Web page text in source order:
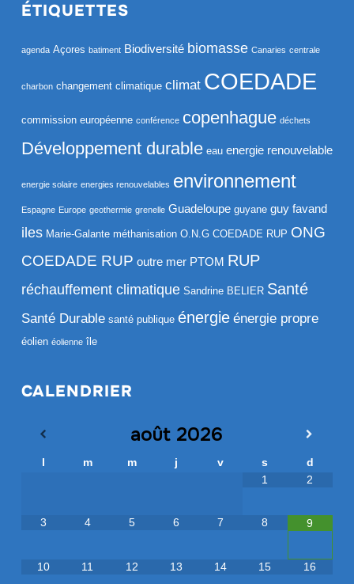
ÉTIQUETTES
agenda Açores batiment Biodiversité biomasse Canaries centrale
charbon changement climatique climat COEDADE
commission européenne conférence copenhague déchets
Développement durable eau energie renouvelable
energie solaire energies renouvelables environnement
Espagne Europe geothermie grenelle Guadeloupe guyane guy favand
iles Marie-Galante méthanisation O.N.G COEDADE RUP ONG
COEDADE RUP outre mer PTOM RUP
réchauffement climatique Sandrine BELIER Santé
Santé Durable santé publique énergie énergie propre
éolien éolienne île
CALENDRIER
août 2026
l m m j v s
d
1
2
3 4 5 6 7 8 9
10 11 12 13 14 15 16